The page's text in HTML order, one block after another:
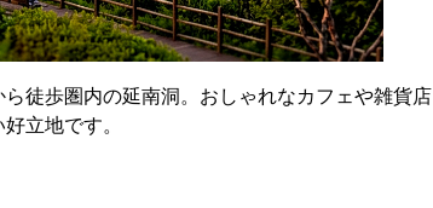
徒歩圏内の延南洞。おしゃれなカフェや雑貨店
立地です。